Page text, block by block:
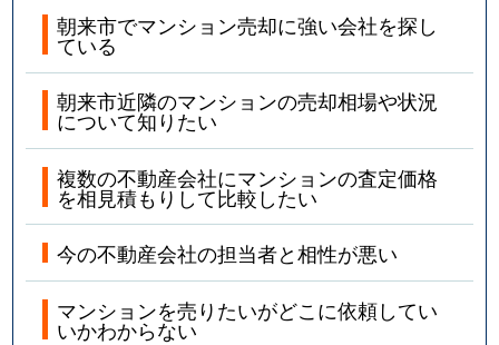
朝来市でマンション売却に強い会社を探し
ている
朝来市近隣のマンションの売却相場や状況
について知りたい
複数の不動産会社にマンションの査定価格
を相見積もりして比較したい
今の不動産会社の担当者と相性が悪い
マンションを売りたいがどこに依頼してい
いかわからない